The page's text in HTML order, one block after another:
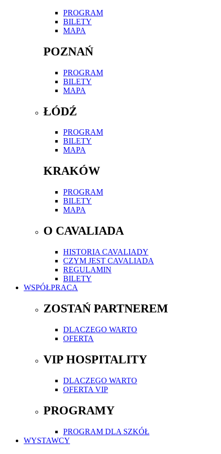
PROGRAM
BILETY
MAPA
POZNAŃ
PROGRAM
BILETY
MAPA
ŁÓDŹ
PROGRAM
BILETY
MAPA
KRAKÓW
PROGRAM
BILETY
MAPA
O CAVALIADA
HISTORIA CAVALIADY
CZYM JEST CAVALIADA
REGULAMIN
BILETY
WSPÓŁPRACA
ZOSTAŃ PARTNEREM
DLACZEGO WARTO
OFERTA
VIP HOSPITALITY
DLACZEGO WARTO
OFERTA VIP
PROGRAMY
PROGRAM DLA SZKÓŁ
WYSTAWCY